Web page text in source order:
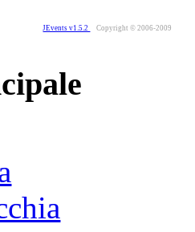
JEvents v1.5.2 Copyright © 2006-2009